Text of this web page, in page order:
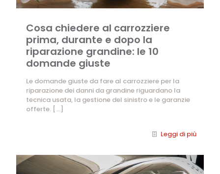
Cosa chiedere al carrozziere
prima, durante e dopo la
riparazione grandine: le 10
domande giuste
Le domande giuste da fare al carrozziere per la
riparazione dei danni da grandine riguardano la
tecnica usata, la gestione del sinistro e le garanzie
offerte. […]
Leggi di più